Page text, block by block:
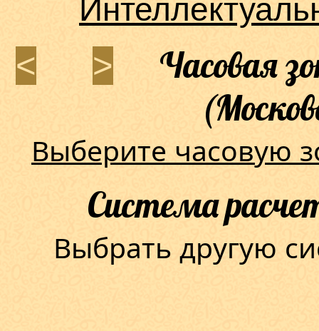
< >
Часовая
Выберите часовую
Система
Выбрать